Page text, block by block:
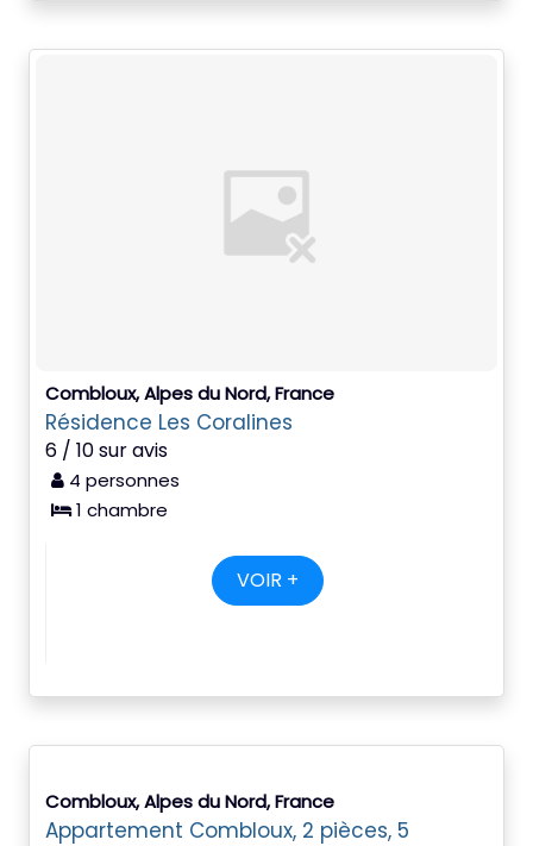
Combloux, Alpes du Nord, France
Résidence Les Coralines
6 / 10 sur avis
4 personnes
1 chambre
VOIR +
Combloux, Alpes du Nord, France
Appartement Combloux, 2 pièces, 5